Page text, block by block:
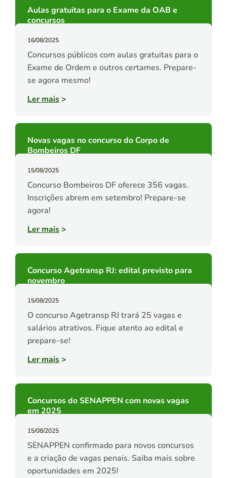
Aulas gratuitas para o Exame da OAB e
concursos
16/08/2025
Concursos públicos com aulas gratuitas para o
Exame de Ordem e outros certames. Prepare-
se agora mesmo!
Ler mais>
Novas vagas no concurso do Corpo de
Bombeiros DF
15/08/2025
Concurso Bombeiros DF oferece 356 vagas.
Inscrições abrem em setembro! Prepare-se
agora!
Ler mais>
Concurso Agetransp RJ: edital previsto para
novembro
15/08/2025
O concurso Agetransp RJ trará 25 vagas e
salários atrativos. Fique atento ao edital e
prepare-se!
Ler mais>
Concursos do SENAPPEN com novas vagas
em 2025
15/08/2025
SENAPPEN confirmado para novos concursos
e a criação de vagas penais. Saiba mais sobre
oportunidades em 2025!